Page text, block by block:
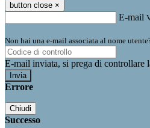
button close ×
E-mail
Non hai una e-mail associata al nome
E-mail inviata, si prega di controllare
Errore
Chiudi
Successo